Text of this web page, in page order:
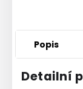
Popis
Detailní